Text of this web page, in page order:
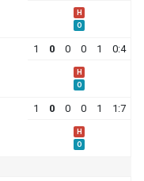
H
O
1 0 0 0 1 0:4
H
O
1 0 0 0 1 1:7
H
O